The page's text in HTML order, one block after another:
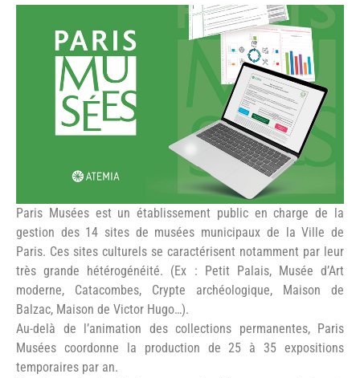
Paris Musées est un établissement public en charge de la
gestion des 14 sites de musées municipaux de la Ville de
Paris. Ces sites culturels se caractérisent notamment par leur
très grande hétérogénéité. (Ex : Petit Palais, Musée d’Art
moderne, Catacombes, Crypte archéologique, Maison de
Balzac, Maison de Victor Hugo…).
Au-delà de l’animation des collections permanentes, Paris
Musées coordonne la production de 25 à 35 expositions
temporaires par an.